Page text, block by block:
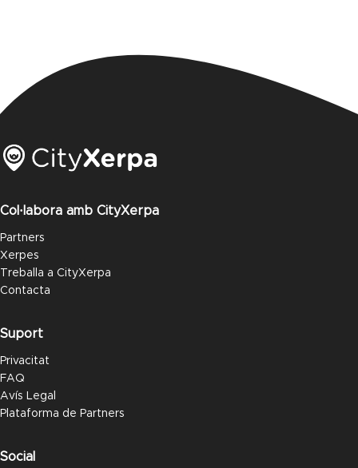
Col·labora amb CityXerpa
Partners
Xerpes
Treballa a CityXerpa
Contacta
Suport
Privacitat
FAQ
Avís Legal
Plataforma de Partners
Social